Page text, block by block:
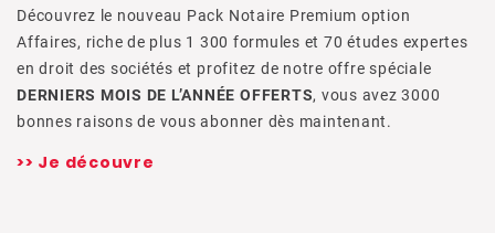
Découvrez le nouveau Pack Notaire Premium option
Affaires, riche de plus 1 300 formules et 70 études expertes
en droit des sociétés et profitez de notre offre spéciale
DERNIERS MOIS DE L’ANNÉE OFFERTS, vous avez 3000
bonnes raisons de vous abonner dès maintenant.
>> Je découvre